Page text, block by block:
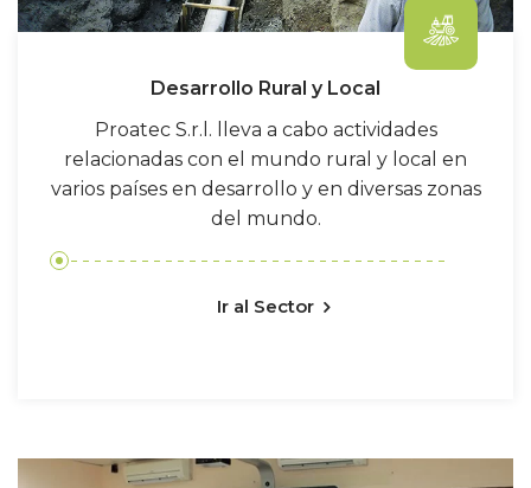
Desarrollo Rural y Local
Proatec S.r.l. lleva a cabo actividades
relacionadas con el mundo rural y local en
varios países en desarrollo y en diversas zonas
del mundo.
Ir al Sector